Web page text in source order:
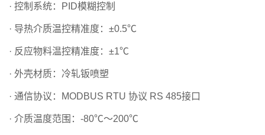
· 控制系统：PID模糊控制
· 导热介质温控精准度：±0.5℃
· 反应物料温控精准度：±1℃
· 外壳材质：冷轧钣喷塑
· 通信协议：MODBUS RTU 协议 RS 485接口
· 介质温度范围：-80℃～200℃